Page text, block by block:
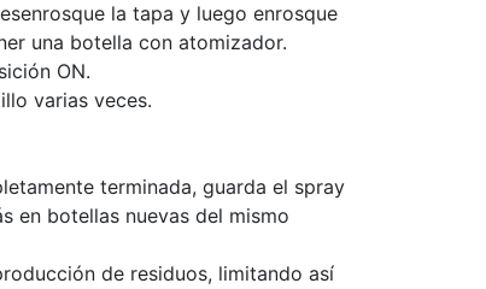
la tapa y luego enrosque
una botella con atomizador.
ON.
varias veces.
terminada, guarda el spray
en botellas nuevas del mismo
de residuos, limitando así